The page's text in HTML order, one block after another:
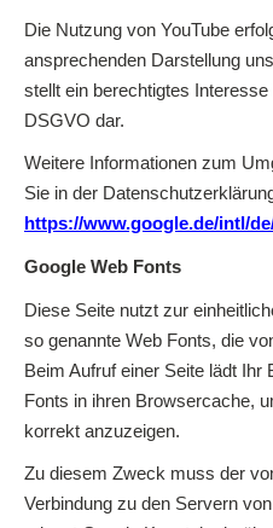
Die Nutzung von YouTube
ansprechenden Darstellung
stellt ein berechtigtes
DSGVO dar.
Weitere Informationen zum
Sie in der
https://www.google.de/intl/
Google Web Fonts
Diese Seite nutzt zur
so genannte Web Fonts, die
Beim Aufruf einer Seite lädt Ihr
Fonts in ihren Browsercache,
korrekt anzuzeigen.
Zu diesem Zweck muss der
Verbindung zu den Servern